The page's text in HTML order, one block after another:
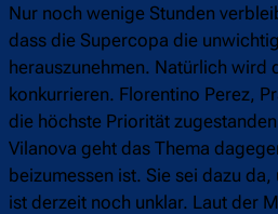
Nur noch wenige Stunden
dass die Supercopa die
herauszunehmen. Natürlich wird
konkurrieren. Florentino Perez,
die höchste Priorität
Vilanova geht das Thema
beizumessen ist. Sie sei dazu
ist derzeit noch unklar. Laut der